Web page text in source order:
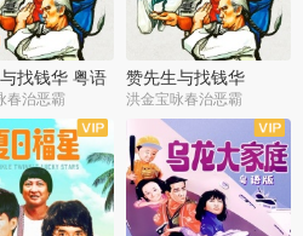
找钱华 粤语
春治恶霸
赞先生与找钱华
洪金宝咏春治恶霸